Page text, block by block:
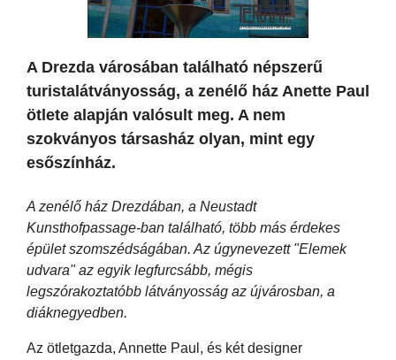
A Drezda városában található népszerű
turistalátványosság, a zenélő ház Anette Paul
ötlete alapján valósult meg. A nem
szokványos társasház olyan, mint egy
esőszínház.
A zenélő ház Drezdában, a Neustadt
Kunsthofpassage-ban található, több más érdekes
épület szomszédságában. Az úgynevezett "Elemek
udvara" az egyik legfurcsább, mégis
legszórakoztatóbb látványosság az újvárosban, a
diáknegyedben.
Az ötletgazda, Annette Paul, és két designer